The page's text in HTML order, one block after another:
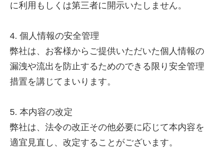
に利用もしくは第三者に開示いたしません。
4. 個人情報の安全管理
弊社は、お客様からご提供いただいた個人情報の
漏洩や流出を防止するためのできる限り安全管理
措置を講じてまいります。
5. 本内容の改定
弊社は、法令の改正その他必要に応じて本内容を
適宜見直し、改定することがございます。